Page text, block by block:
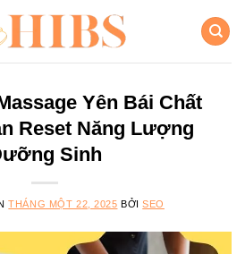
Yên Bái Chất
Reset Năng Lượng
Sinh
THÁNG MỘT 22, 2025 BỞISEO